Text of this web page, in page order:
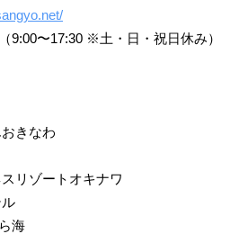
9:00〜17:30 ※土・日・祝日休み）
きなわ
リゾートオキナワ
海